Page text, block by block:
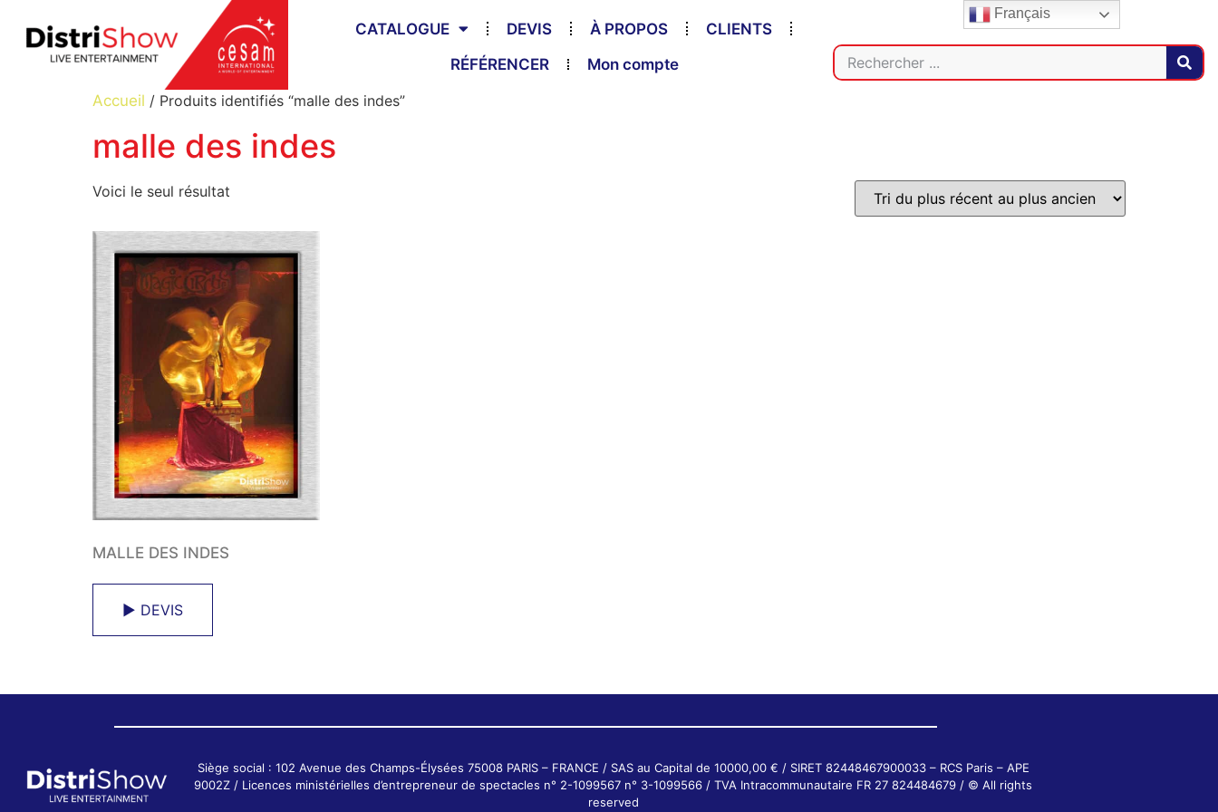
CATALOGUE DEVIS À PROPOS
CLIENTS
RÉFÉRENCER
Mon compte
Accueil / Produits identifiés “malle des indes”
malle des indes
Voici le seul résultat
MALLE DES INDES
► DEVIS
Siège social : 102 Avenue des Champs-Élysées 75008 PARIS – FRANCE / SAS au Capital de 10000,00 € / SIRET 82448467900033 – RCS Paris – APE
9002Z / Licences ministérielles d’entrepreneur de spectacles n° 2-1099567 n° 3-1099566 / TVA Intracommunautaire FR 27 824484679 / © All rights
reserved
Français